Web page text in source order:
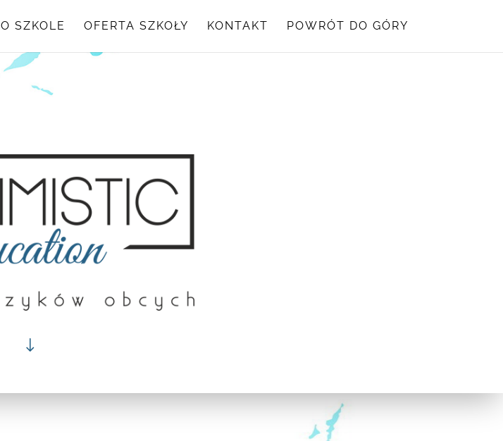
O SZKOLE OFERTA SZKOŁY KONTAKT POWRÓT DO GÓRY
"